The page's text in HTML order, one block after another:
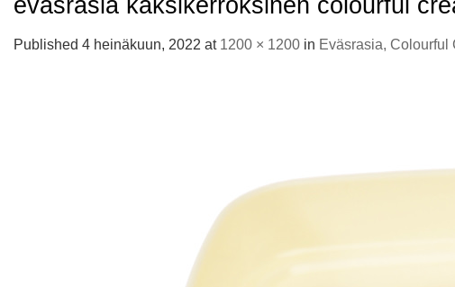
Published 4 heinäkuun, 2022 at 1200 × 1200 in Eväsrasia, Colourful